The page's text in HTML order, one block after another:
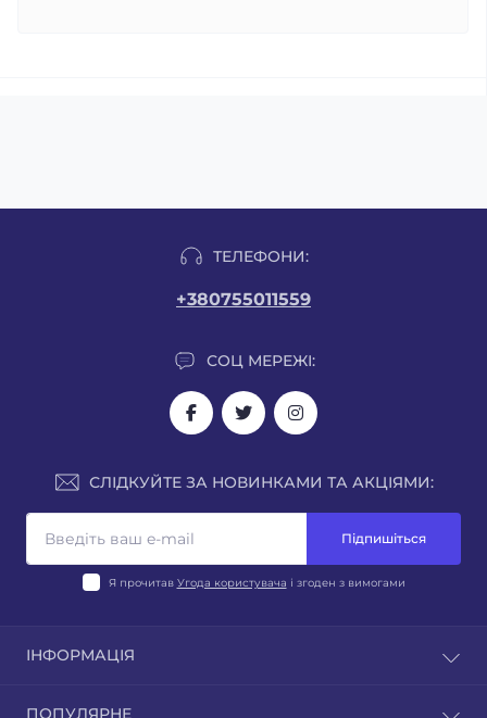
ТЕЛЕФОНИ:
+380755011559
СОЦ МЕРЕЖІ:
СЛІДКУЙТЕ ЗА НОВИНКАМИ ТА АКЦІЯМИ:
Підпишіться
Я прочитав Угода користувача і згоден з вимогами
ІНФОРМАЦІЯ
ПОПУЛЯРНЕ